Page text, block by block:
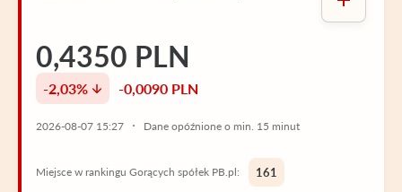
0,4350 PLN
-2,03% -0,0090 PLN
2026-08-07 15:27 Dane opóźnione o min. 15 minut
Miejsce w rankingu Gorących spółek PB.pl: 161